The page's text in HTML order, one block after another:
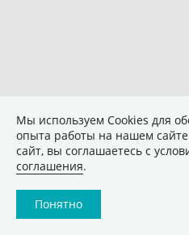
Мы используем Сookies для
опыта работы на нашем
сайт, вы соглашаетесь с
соглашения.
Понятно